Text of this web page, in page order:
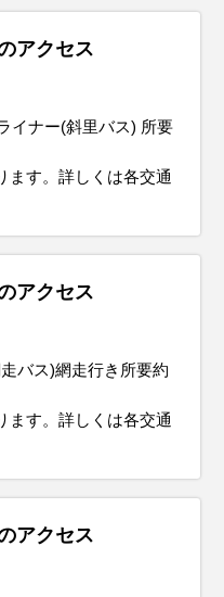
アクセス
ナー(斜里バス) 所要
す。詳しくは各交通
アクセス
バス)網走行き所要約
す。詳しくは各交通
アクセス